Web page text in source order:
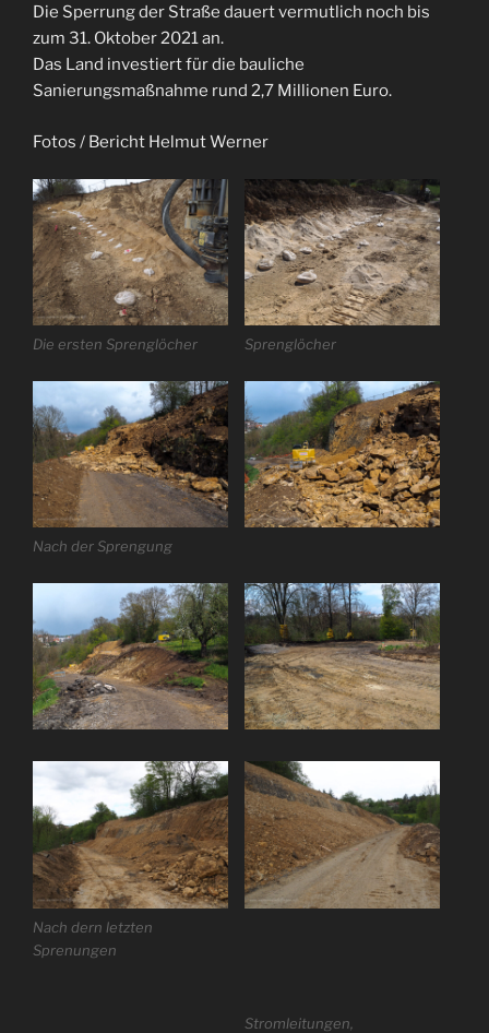
Die Sperrung der Straße dauert vermutlich noch bis
zum 31. Oktober 2021 an.
Das Land investiert für die bauliche
Sanierungsmaßnahme rund 2,7 Millionen Euro.
Fotos / Bericht Helmut Werner
Die ersten Sprenglöcher Sprenglöcher
Nach der Sprengung
Nach dern letzten
Sprenungen
Stromleitungen,